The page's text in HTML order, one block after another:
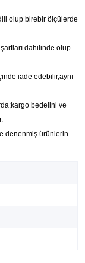
olup birebir ölçülerde
dahilinde olup
iade edebilir,aynı
bedelini ve
denenmiş ürünlerin